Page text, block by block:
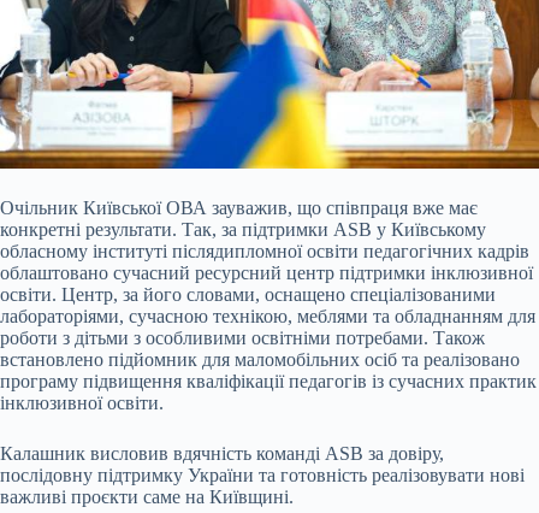
Очільник Київської ОВА зауважив, що співпраця вже має
конкретні результати. Так, за підтримки ASB у Київському
обласному інституті післядипломної освіти педагогічних кадрів
облаштовано сучасний ресурсний центр підтримки інклюзивної
освіти. Центр, за його словами, оснащено спеціалізованими
лабораторіями, сучасною технікою, меблями та обладнанням для
роботи з дітьми з особливими освітніми потребами. Також
встановлено підйомник для маломобільних осіб та реалізовано
програму підвищення кваліфікації педагогів із сучасних практик
інклюзивної освіти.
Калашник висловив вдячність команді ASB за довіру,
послідовну підтримку України та готовність реалізовувати нові
важливі проєкти саме на Київщині.